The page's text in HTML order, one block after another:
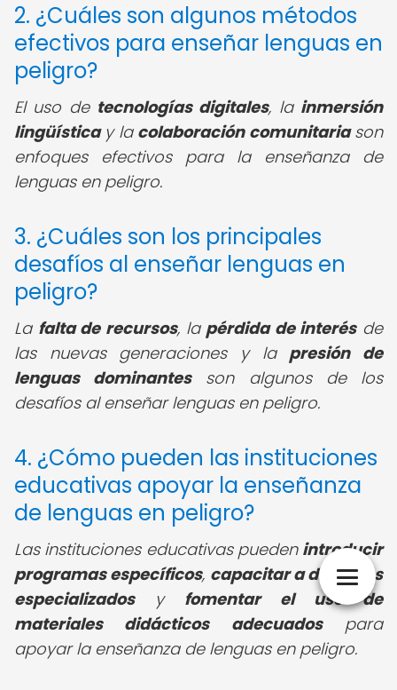
2. ¿Cuáles son algunos métodos
efectivos para enseñar lenguas en
peligro?
El uso de tecnologías digitales, la inmersión
lingüísticay la colaboración comunitariason
enfoques efectivos para la enseñanza de
lenguas en peligro.
3. ¿Cuáles son los principales
desafíos al enseñar lenguas en
peligro?
La falta de recursos, la pérdida de interésde
las nuevas generaciones y la presión de
lenguas dominantesson algunos de los
desafíos al enseñar lenguas en peligro.
4. ¿Cómo pueden las instituciones
educativas apoyar la enseñanza
de lenguas en peligro?
Las instituciones educativas pueden introducir
programas específicos, capacitar a docentes
especializadosy fomentar el uso de
materiales didácticos adecuadospara
apoyar la enseñanza de lenguas en peligro.